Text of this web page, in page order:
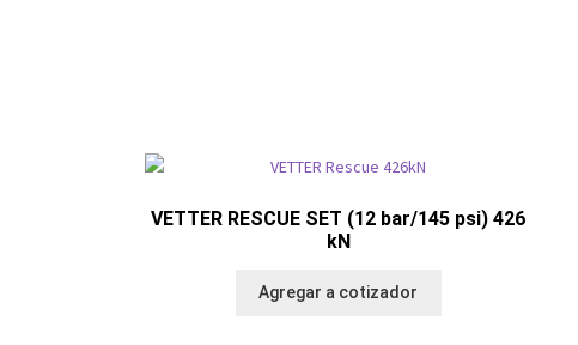
VETTER RESCUE SET (12 bar/145 psi) 426
kN
Agregar a cotizador